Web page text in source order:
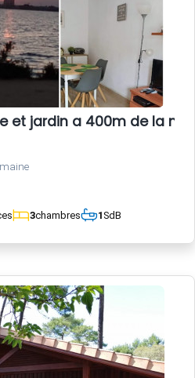
et jardin a 400m de la mer
3chambres 1SdB